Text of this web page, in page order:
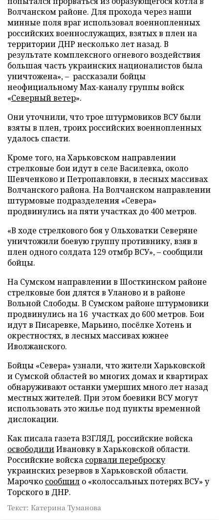
Волчанском районе. Для прохода через наши
минные поля враг использовал военнопленных
российских военнослужащих, взятых в плен на
территории ДНР несколько лет назад. В
результате комплексного огневого воздействия
большая часть украинских националистов была
уничтожена», – рассказали бойцы
неофициальному Max-каналу группы войск
«Северный ветер».
Они уточнили, что трое штурмовиков ВСУ были
взяты в плен, троих российских военнопленных
удалось спасти.
Кроме того, на Харьковском направлении
стрелковые бои идут в селе Василевка, около
Шевченково и Петропавловки, в лесных массивах
Волчанского района. На Волчанском направлении
штурмовые подразделения «Севера»
продвинулись на пяти участках до 400 метров.
«В ходе стрелкового боя у Ольховатки Северяне
уничтожили боевую группу противнику, взяв в
плен одного солдата 129 отмбр ВСУ», – сообщили
бойцы.
На Сумском направлении в Шосткинском районе
стрелковые бои длятся в Уланово и в районе
Вольной Слободы. В Сумском районе штурмовики
продвинулись на 16 участках до 600 метров. Бои
идут в Писаревке, Марьино, посёлке Хотень и
окрестностях, в лесных массивах южнее
Иволжанского.
Бойцы «Севера» узнали, что жители Харьковской
и Сумской областей во многих домах и квартирах
обнаруживают останки умерших много лет назад
местных жителей. При этом боевики ВСУ могут
использовать это жилье под пункты временной
дислокации.
Как писала газета ВЗГЛЯД, российские войска
освободилиИвановку в Харьковской области.
Российские войска сорвали переброску
украинских резервов в Харьковской области.
Марочко сообщил о «колоссальных потерях ВСУ» у
Торского в ДНР.
Текст: Катерина Туманова